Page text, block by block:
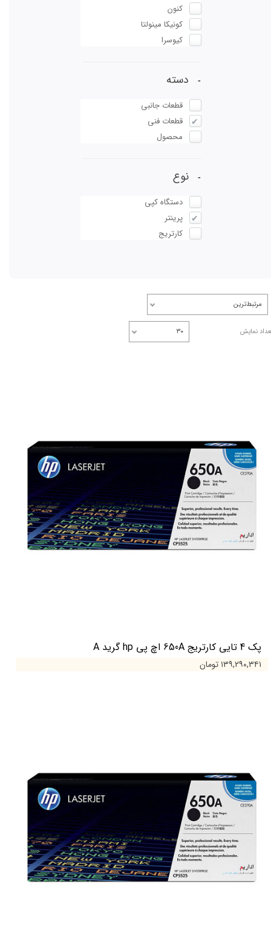
مرتبط‌ترین
نمایش ۳۰
پک 4 تایی کارتریج 650A اچ پی hp گرید A
۱۳۹,۲۹۰,۳۴۱ تومان
کنون
کونیکا مینولتا
کیوسرا
دسته
قطعات جانبی
قطعات فنی
محصول
نوع
دستگاه کپی
پرینتر
کارتریج